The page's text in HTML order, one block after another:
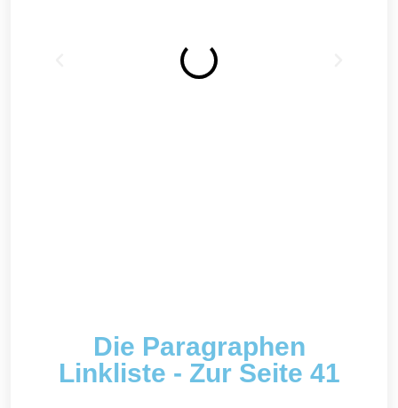
Die Paragraphen
Linkliste - Zur Seite 41